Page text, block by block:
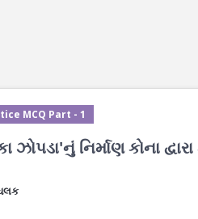
MCQ Part - 1
ઝોપડા'નું નિર્માણ કોના